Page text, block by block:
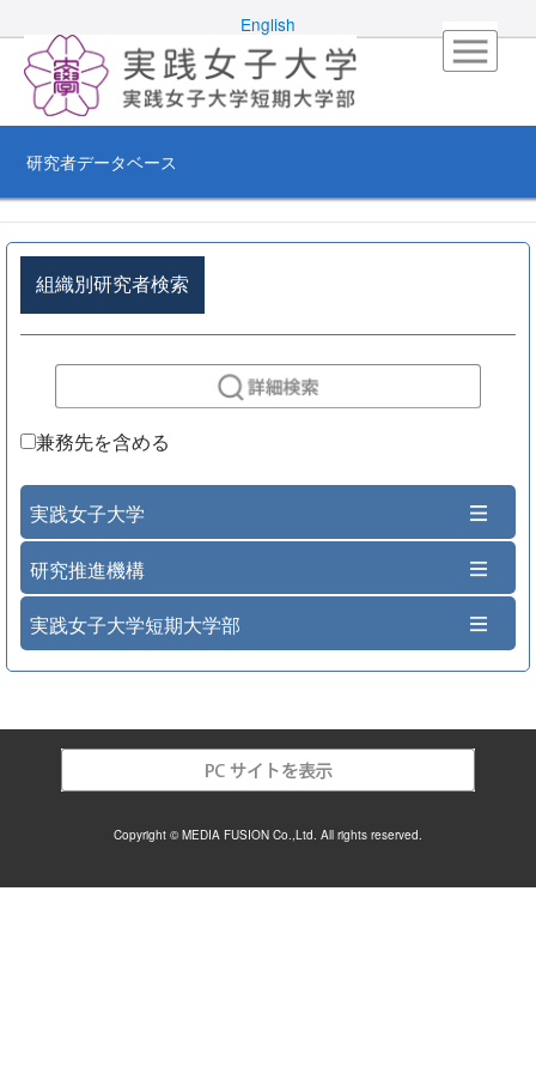
English
研究者データベース
組織別研究者検索
兼務先を含める
実践女子大学
研究推進機構
実践女子大学短期大学部
Copyright © MEDIA FUSION Co.,Ltd. All rights reserved.